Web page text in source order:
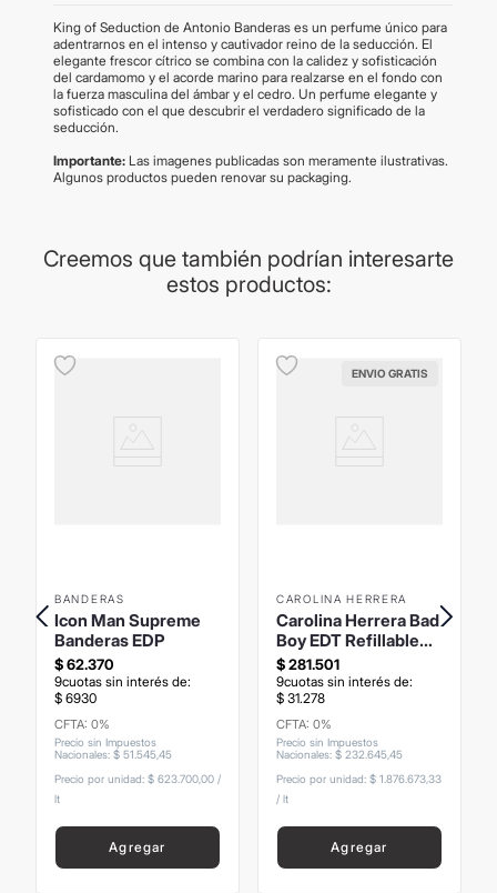
King of Seduction de Antonio Banderas es un perfume único para
adentrarnos en el intenso y cautivador reino de la seducción. El
elegante frescor cítrico se combina con la calidez y sofisticación
del cardamomo y el acorde marino para realzarse en el fondo con
la fuerza masculina del ámbar y el cedro. Un perfume elegante y
sofisticado con el que descubrir el verdadero significado de la
seducción.
Importante:Las imagenes publicadas son meramente ilustrativas.
Algunos productos pueden renovar su packaging.
Creemos que también podrían interesarte
estos productos:
BANDERAS
Icon Man Supreme
Banderas EDP
$62.370
9cuotas sin interés de:
$ 6930
CFTA: 0%
Precio sin Impuestos
Nacionales: $ 51 54545
Precio por unidad: $ 623.700,00 /
lt
Agregar
ENVIO GRATIS
CAROLINA HERRERA
Carolina Herrera Bad
Boy EDT Refillable
150ml
$281.501
9cuotas sin interés de:
$ 31.278
CFTA: 0%
Precio sin Impuestos
Nacionales: $ 232 64545
Precio por unidad: $ 1.876.673,33
/ lt
Agregar